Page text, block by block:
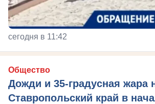
сегодня в 11:42
Общество
Дожди и 35-градусная жара
Ставропольский край в